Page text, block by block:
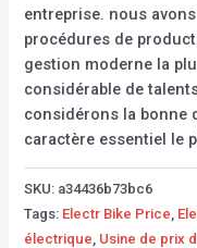
entreprise. nous
procédures de
gestion moderne la
considérable de
considérons la bonne
caractère essentiel le
SKU: a34436b73bc6
Tags: Electr Bike Price
électrique Usine de prix